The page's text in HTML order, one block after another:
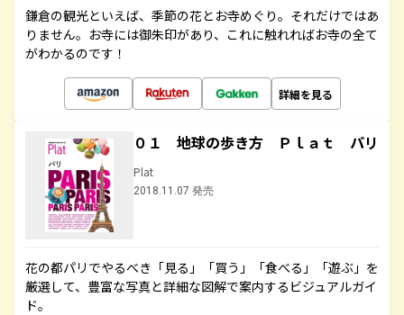
鎌倉の観光といえば、季節の花とお寺めぐり。それだけではあ
りません。お寺には御朱印があり、これに触れればお寺の全て
がわかるのです！
詳細を見る
０１ 地球の歩き方 Ｐｌａｔ パリ
Plat
2018.11.07 発売
花の都パリでやるべき「見る」「買う」「食べる」「遊ぶ」を
厳選して、豊富な写真と詳細な図解で案内するビジュアルガイ
ド。